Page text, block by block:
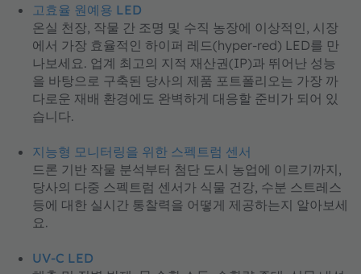
고효율 원예용 LED
온실 천장, 작물 간 조명 및 수직 농장에 이상적인, 시장
에서 가장 효율적인 하이퍼 레드(hyper-red) LED를 만
나보세요. 업계 최고의 지적 재산권(IP)과 뛰어난 성능
을 바탕으로 구축된 당사의 제품 포트폴리오는 가장 까
다로운 재배 환경에도 완벽하게 대응할 준비가 되어 있
습니다.
지능형 모니터링을 위한 스펙트럼 센서
드론 기반 작물 분석부터 첨단 도시 농업에 이르기까지,
당사의 다중 스펙트럼 센서가 식물 건강, 수분 스트레스
등에 대한 실시간 통찰력을 어떻게 제공하는지 알아보세
요.
UV-C LED